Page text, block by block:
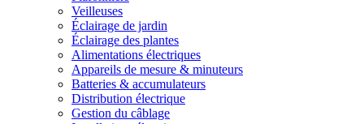
Veilleuses
Éclairage de jardin
Éclairage des plantes
Alimentations électriques
Appareils de mesure & minuteurs
Batteries & accumulateurs
Distribution électrique
Gestion du câblage